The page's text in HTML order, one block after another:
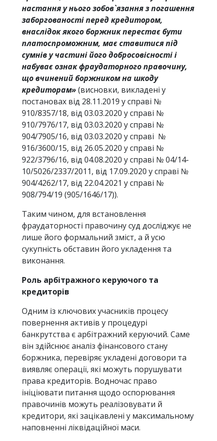
настання у нього зобов`язання з погашення
заборгованості перед кредитором,
внаслідок якого боржник перестає бути
платоспроможним, має ставитися під
сумнів у частині його добросовісності і
набуває ознак фраудаторного правочину,
що вчинений боржником на шкоду
кредиторам»(висновки, викладені у
постановах від 28.11.2019 у справі №
910/8357/18, від 03.03.2020 у справі №
910/7976/17, від 03.03.2020 у справі №
904/7905/16, від 03.03.2020 у справі №
916/3600/15, від 26.05.2020 у справі №
922/3796/16, від 04.08.2020 у справі № 04/14-
10/5026/2337/2011, від 17.09.2020 у справі №
904/4262/17, від 22.04.2021 у справі №
908/794/19 (905/1646/17)).
Таким чином, для встановлення
фраудаторності правочину суд досліджує не
лише його формальний зміст, а й усю
сукупність обставин його укладення та
виконання.
Роль арбітражного керуючого та
кредиторів
Одним із ключових учасників процесу
повернення активів у процедурі
банкрутства є арбітражний керуючий. Саме
він здійснює аналіз фінансового стану
боржника, перевіряє укладені договори та
виявляє операції, які можуть порушувати
права кредиторів. Водночас право
ініціювати питання щодо оспорювання
правочинів можуть реалізовувати й
кредитори, які зацікавлені у максимальному
наповненні ліквідаційної маси.